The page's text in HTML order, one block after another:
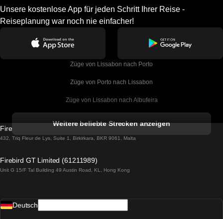
Unsere kostenlose App für jeden Schritt Ihrer Reise -
Reiseplanung war noch nie einfacher!
Züge von Lissabon nach Porto
Züge von Porto nach Lissabon
Züge von Lissabon nach Albufeira
Züge von Lissabon nach Lagos
Züge von Lissabon nach Madrid
Weitere beliebte Strecken anzeigen
Firebird GT Limited (OC 1451)
432, Triq Fleur de Lys, Suite 1, Birkirkara, BKR 9061, Malta
Firebird GT Limited (61211989)
Unit G 15/F Tal Building 49 Austin Road, KL, Hong Kong
Deutsch